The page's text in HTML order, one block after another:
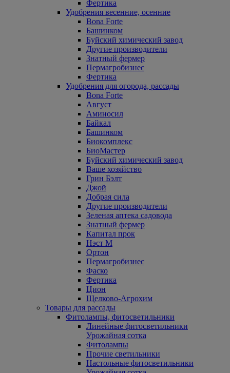
Фертика
Удобрения весенние, осенние
Bona Forte
Башинком
Буйский химический завод
Другие производители
Знатный фермер
Пермагробизнес
Фертика
Удобрения для огорода, рассады
Bona Forte
Август
Аминосил
Байкал
Башинком
Биокомплекс
БиоМастер
Буйский химический завод
Ваше хозяйство
Грин Бэлт
Джой
Добрая сила
Другие производители
Зеленая аптека садовода
Знатный фермер
Капитал прок
Нэст М
Ортон
Пермагробизнес
Фаско
Фертика
Цион
Щелково-Агрохим
Товары для рассады
Фитолампы, фитосветильники
Линейные фитосветильники
Урожайная сотка
Фитолампы
Прочие светильники
Настольные фитосветильники